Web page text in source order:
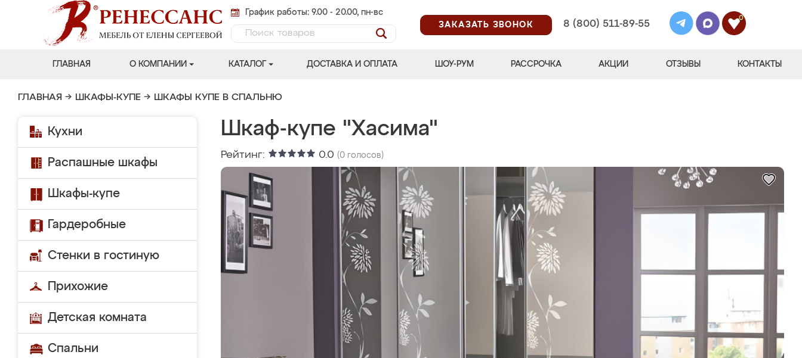
График работы: 9.00 - 20.00, пн-вс
ЗАКАЗАТЬ ЗВОНОК
8 (800) 511-89-55
0
ГЛАВНАЯ О КОМПАНИИ КАТАЛОГ ДОСТАВКА И ОПЛАТА ШОУ-РУМ РАССРОЧКА АКЦИИ ОТЗЫВЫ КОНТАКТЫ
ГЛАВНАЯ → ШКАФЫ-КУПЕ → ШКАФЫ КУПЕ В СПАЛЬНЮ
Кухни
Распашные шкафы
Шкафы-купе
Гардеробные
Стенки в гостиную
Прихожие
Детская комната
Спальни
Шкаф-купе "Хасима"
Рейтинг: 0.0 (0 голосов)